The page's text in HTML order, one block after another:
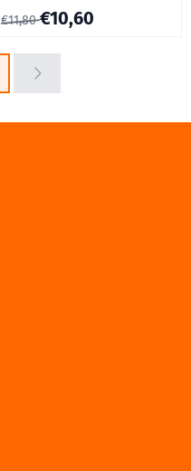
Van 11,80 voor 10,60
€11,80€10,60